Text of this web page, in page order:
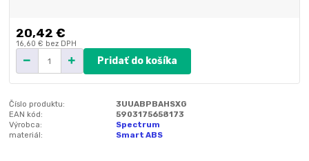
20,42 €
16,60 € bez DPH
Pridať do košíka
Číslo produktu:
3UUABPBAHSXG
EAN kód:
5903175658173
Výrobca:
Spectrum
materiál:
Smart ABS